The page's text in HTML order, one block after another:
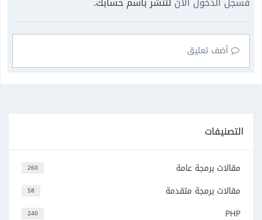
أضف تعليق
التصنيفات
260 مقالات برمجة عامة
58 مقالات برمجة متقدمة
240 PHP